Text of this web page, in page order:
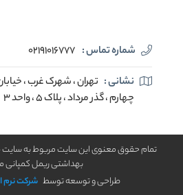
شماره تماس : 02191016777
نشانی : تهران ، شهرک غرب ،
چهارم ، گذر مرداد ، پلاک 5 ، واحد 3
تمام حقوق معنوی این سایت مربوط به
بهداشتی ریمل کمپانی
طراحی و توسعه توسط شرکت نرم